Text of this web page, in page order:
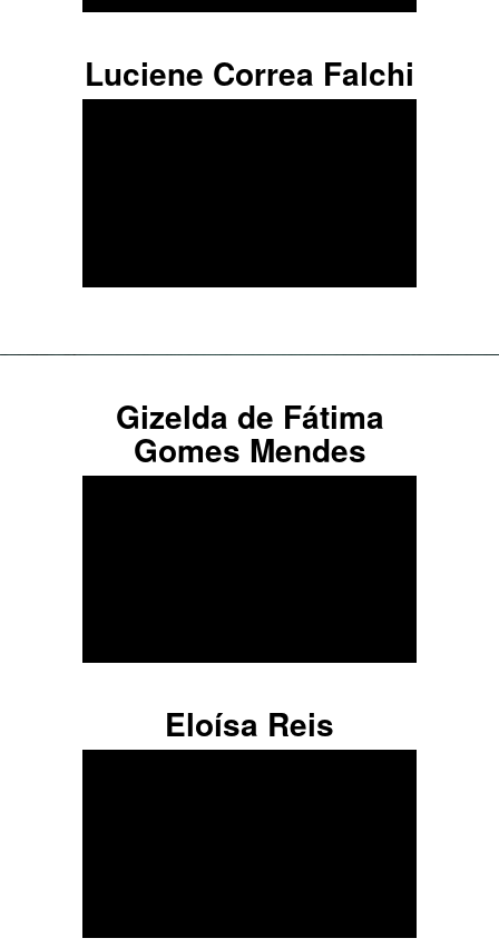
Luciene Correa Falchi
Gizelda de Fátima
Gomes Mendes
Eloísa Reis